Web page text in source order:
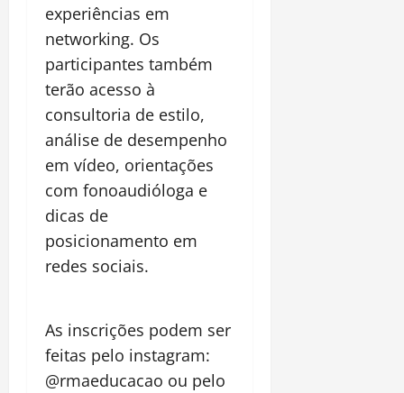
experiências em
networking. Os
participantes também
terão acesso à
consultoria de estilo,
análise de desempenho
em vídeo, orientações
com fonoaudióloga e
dicas de
posicionamento em
redes sociais.
As inscrições podem ser
feitas pelo instagram:
@rmaeducacao ou pelo